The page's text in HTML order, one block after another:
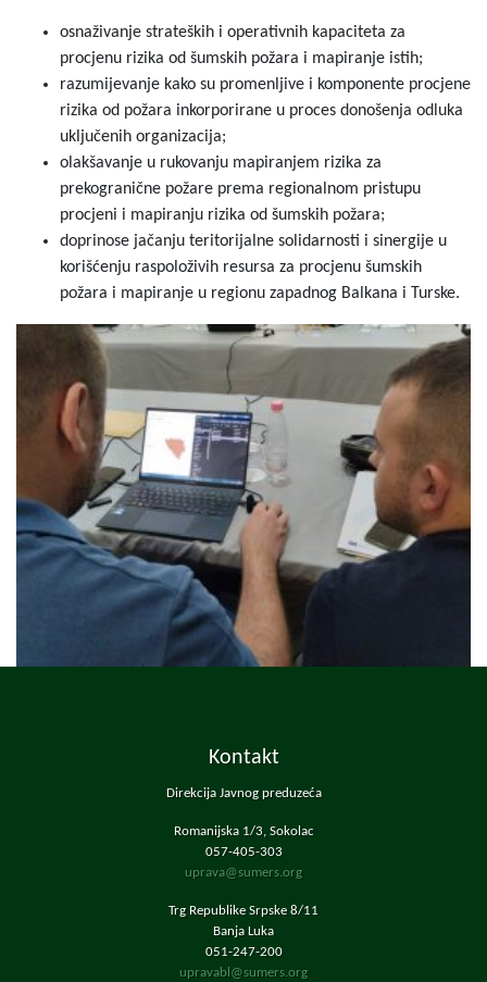
osnaživanje strateških i operativnih kapaciteta za
procjenu rizika od šumskih požara i mapiranje istih;
razumijevanje kako su promenljive i komponente procjene
rizika od požara inkorporirane u proces donošenja odluka
uključenih organizacija;
olakšavanje u rukovanju mapiranjem rizika za
prekogranične požare prema regionalnom pristupu
procjeni i mapiranju rizika od šumskih požara;
doprinose jačanju teritorijalne solidarnosti i sinergije u
korišćenju raspoloživih resursa za procjenu šumskih
požara i mapiranje u regionu zapadnog Balkana i Turske.
Kontakt
Direkcija Javnog preduzeća
Romanijska 1/3, Sokolac
057-405-303
uprava@sumers.org
Trg Republike Srpske 8/11
Banja Luka
051-247-200
upravabl@sumers.org